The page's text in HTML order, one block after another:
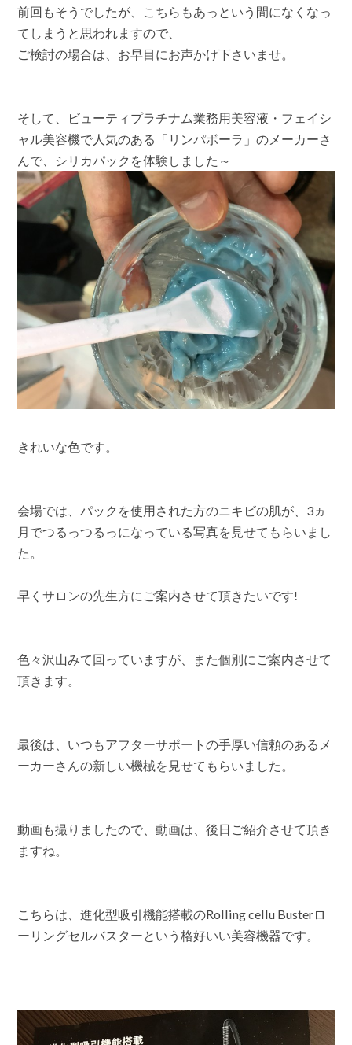
前回もそうでしたが、こちらもあっという間になくなっ
てしまうと思われますので、
ご検討の場合は、お早目にお声かけ下さいませ。
そして、ビューティプラチナム業務用美容液・フェイシ
ャル美容機で人気のある「リンパボーラ」のメーカーさ
んで、シリカパックを体験しました～
きれいな色です。
会場では、パックを使用された方のニキビの肌が、3ヵ
月でつるっつるっになっている写真を見せてもらいまし
た。
早くサロンの先生方にご案内させて頂きたいです!
色々沢山みて回っていますが、また個別にご案内させて
頂きます。
最後は、いつもアフターサポートの手厚い信頼のあるメ
ーカーさんの新しい機械を見せてもらいました。
動画も撮りましたので、動画は、後日ご紹介させて頂き
ますね。
こちらは、進化型吸引機能搭載のRolling cellu Busterロ
ーリングセルバスターという格好いい美容機器です。